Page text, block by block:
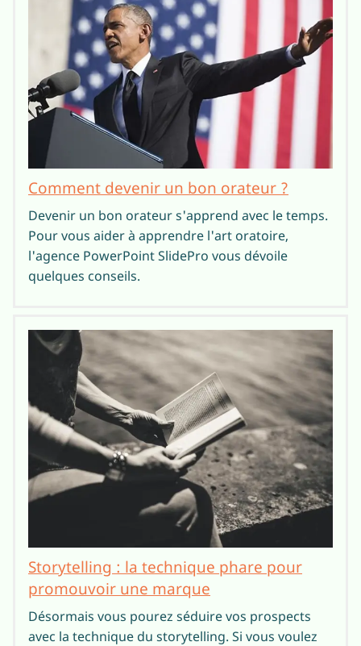
Comment devenir un bon orateur ?
Devenir un bon orateur s'apprend avec le temps.
Pour vous aider à apprendre l'art oratoire,
l'agence PowerPoint SlidePro vous dévoile
quelques conseils.
Storytelling : la technique phare pour
promouvoir une marque
Désormais vous pourez séduire vos prospects
avec la technique du storytelling. Si vous voulez